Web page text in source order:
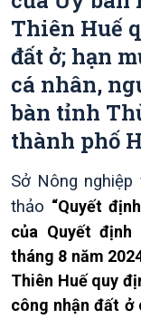
Thiên Huế
đất ở; hạn
cá nhân,
bàn tỉnh
thành phố
Sở Nông
thảo “Quyết
của Quyết định
tháng 8 năm
Thiên Huế quy
công nhận đất ở